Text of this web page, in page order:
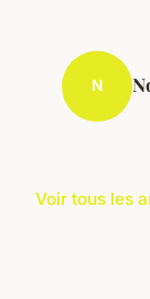
N
Voir tous les